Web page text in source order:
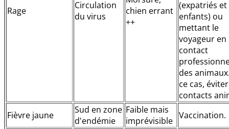
Rage
Circulation
du virus
chien errant
++
(expatriés
enfants) ou
mettant le
voyageur en
contact
des
ce cas,
contacts
Fièvre jaune
Sud en zone
d'endémie
Faible mais
imprévisible Vaccination.